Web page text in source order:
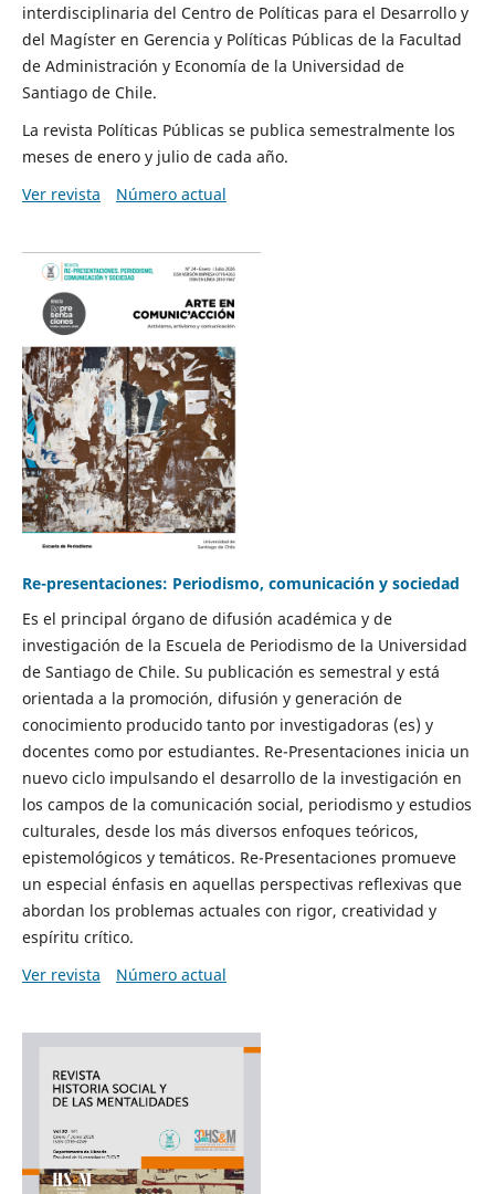
interdisciplinaria del Centro de Políticas para el Desarrollo y
del Magíster en Gerencia y Políticas Públicas de la Facultad
de Administración y Economía de la Universidad de
Santiago de Chile.
La revista Políticas Públicas se publica semestralmente los
meses de enero y julio de cada año.
Ver revista
Número actual
Re-presentaciones: Periodismo, comunicación y sociedad
Es el principal órgano de difusión académica y de
investigación de la Escuela de Periodismo de la Universidad
de Santiago de Chile. Su publicación es semestral y está
orientada a la promoción, difusión y generación de
conocimiento producido tanto por investigadoras (es) y
docentes como por estudiantes. Re-Presentaciones inicia un
nuevo ciclo impulsando el desarrollo de la investigación en
los campos de la comunicación social, periodismo y estudios
culturales, desde los más diversos enfoques teóricos,
epistemológicos y temáticos. Re-Presentaciones promueve
un especial énfasis en aquellas perspectivas reflexivas que
abordan los problemas actuales con rigor, creatividad y
espíritu crítico.
Ver revista
Número actual